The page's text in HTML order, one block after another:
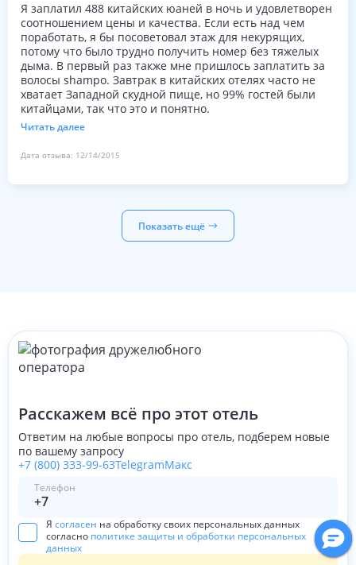
Я заплатил 488 китайских юаней в ночь и удовлетворен
соотношением цены и качества. Если есть над чем
поработать, я бы посоветовал этаж для некурящих,
потому что было трудно получить номер без тяжелых
дыма. В первый раз также мне пришлось заплатить за
волосы shampo. Завтрак в китайских отелях часто не
хватает Западной скудной пище, но 99% гостей были
китайцами, так что это и понятно.
Читать далее
Дата отзыва: 12/14/2015
Показать ещё
Расскажем всё про этот отель
Ответим на любые вопросы про отель, подберем новые
по вашему запросу
+7 (800) 333-99-63TelegramМакс
Телефон
Я согласен на обработку своих персональных данных
согласно политике защиты и обработки персональных
данных